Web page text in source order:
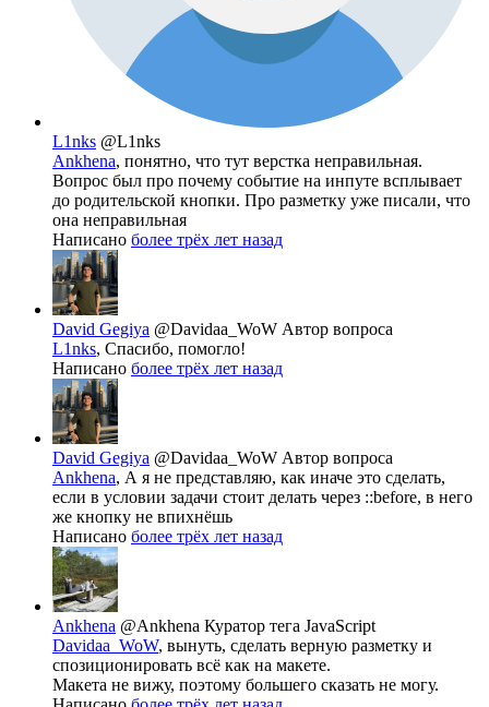
L1nks @L1nks
Ankhena, понятно, что тут верстка неправильная.
Вопрос был про почему событие на инпуте всплывает
до родительской кнопки. Про разметку уже писали, что
она неправильная
Написано более трёх лет назад
David Gegiya @Davidaa_WoW Автор вопроса
L1nks, Спасибо, помогло!
Написано более трёх лет назад
David Gegiya @Davidaa_WoW Автор вопроса
Ankhena, А я не представляю, как иначе это сделать,
если в условии задачи стоит делать через ::before, в него
же кнопку не впихнёшь
Написано более трёх лет назад
Ankhena @Ankhena Куратор тега JavaScript
Davidaa_WoW, вынуть, сделать верную разметку и
спозиционировать всё как на макете.
Макета не вижу, поэтому большего сказать не могу.